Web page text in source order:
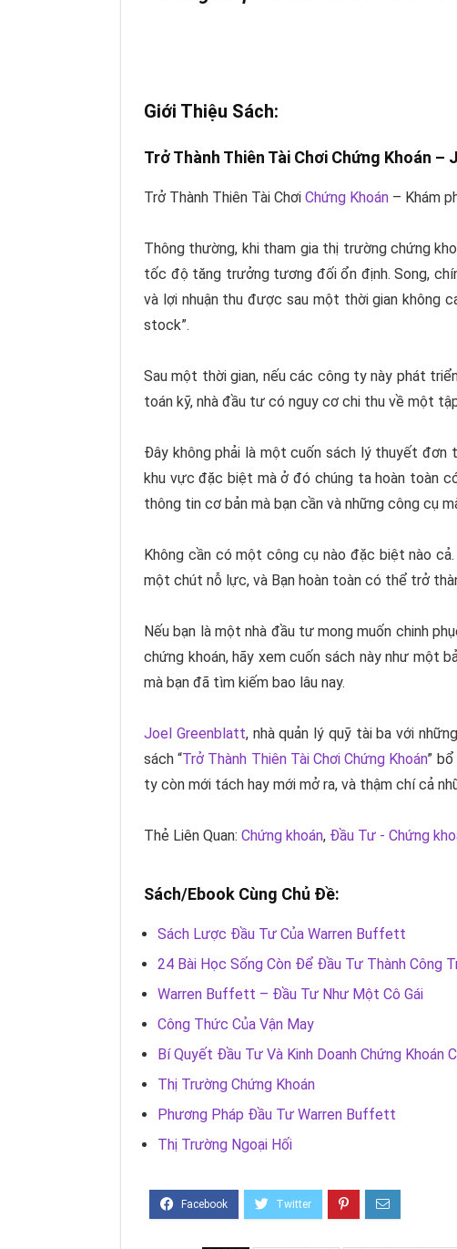
Giới Thiệu Sách:
Trở Thành Thiên Tài Chơi Chứng Khoán –
Trở Thành Thiên Tài Chơi Chứng Khoán – Khám
Thông thường, khi tham gia thị trường chứng
tốc độ tăng trưởng tương đối ổn định. Song,
và lợi nhuận thu được sau một thời gian không
stock”.
Sau một thời gian, nếu các công ty này phát
toán kỹ, nhà đầu tư có nguy cơ chi thu về một
Đây không phải là một cuốn sách lý thuyết đơn
khu vực đặc biệt mà ở đó chúng ta hoàn toàn
thông tin cơ bản mà bạn cần và những công cụ
Không cần có một công cụ nào đặc biệt nào
một chút nỗ lực, và Bạn hoàn toàn có thể trở
Nếu bạn là một nhà đầu tư mong muốn chinh
chứng khoán, hãy xem cuốn sách này như một
mà bạn đã tìm kiếm bao lâu nay.
Joel Greenblatt, nhà quản lý quỹ tài ba với những
sách “Trở Thành Thiên Tài Chơi Chứng Khoán”
ty còn mới tách hay mới mở ra, và thậm chí cả
Thẻ Liên Quan: Chứng khoán, Đầu Tư - Chứng
Sách/Ebook Cùng Chủ Đề:
Sách Lược Đầu Tư Của Warren Buffett
24 Bài Học Sống Còn Để Đầu Tư Thành Công
Warren Buffett – Đầu Tư Như Một Cô Gái
Công Thức Của Vận May
Bí Quyết Đầu Tư Và Kinh Doanh Chứng
Thị Trường Chứng Khoán
Phương Pháp Đầu Tư Warren Buffett
Thị Trường Ngoại Hối